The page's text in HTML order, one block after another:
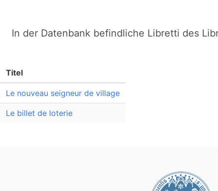
In der Datenbank befindliche Libretti des
Titel
Le nouveau seigneur de village
Le billet de loterie